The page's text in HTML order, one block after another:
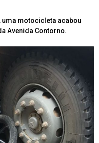
uma motocicleta acabou
Avenida Contorno.